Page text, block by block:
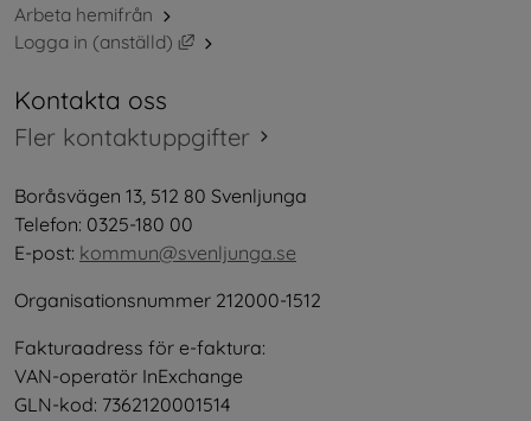
Arbeta hemifrån
Logga in (anställd)
Länk till annan webbplats, öppnas i nytt
Kontakta oss
Fler kontaktuppgifter
Boråsvägen 13, 512 80 Svenljunga
Telefon: 0325-180 00
E-post: kommun@svenljunga.se
Organisationsnummer 212000-1512
Fakturaadress för e-faktura:
VAN-operatör InExchange
GLN-kod: 7362120001514